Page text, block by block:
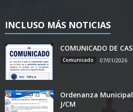
INCLUSO MÁS NOTICIAS
COMUNICADO DE
Comunicado 07/01/2026
Ordenanza Municipal
J/CM